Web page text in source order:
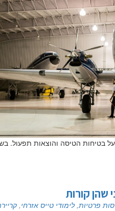
בטיחות הטיסה והוצאות תפעול.
שהן קורות
פרטיות,לימודי טייס אזרחי,
שלח